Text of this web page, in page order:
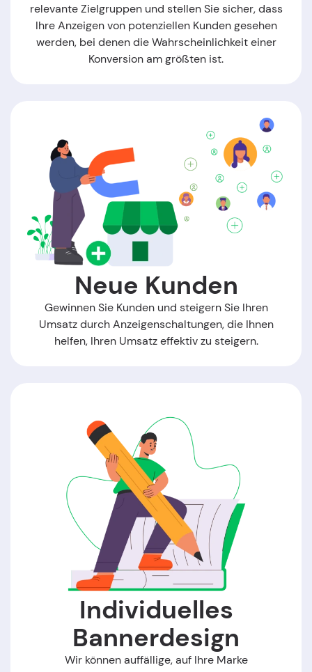
relevante Zielgruppen und stellen Sie sicher, dass
Ihre Anzeigen von potenziellen Kunden gesehen
werden, bei denen die Wahrscheinlichkeit einer
Konversion am größten ist.
Neue Kunden
Gewinnen Sie Kunden und steigern Sie Ihren
Umsatz durch Anzeigenschaltungen, die Ihnen
helfen, Ihren Umsatz effektiv zu steigern.
Individuelles
Bannerdesign
Wir können auffällige, auf Ihre Marke